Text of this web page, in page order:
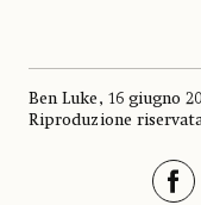
Ben Luke, 16 giugno
Riproduzione